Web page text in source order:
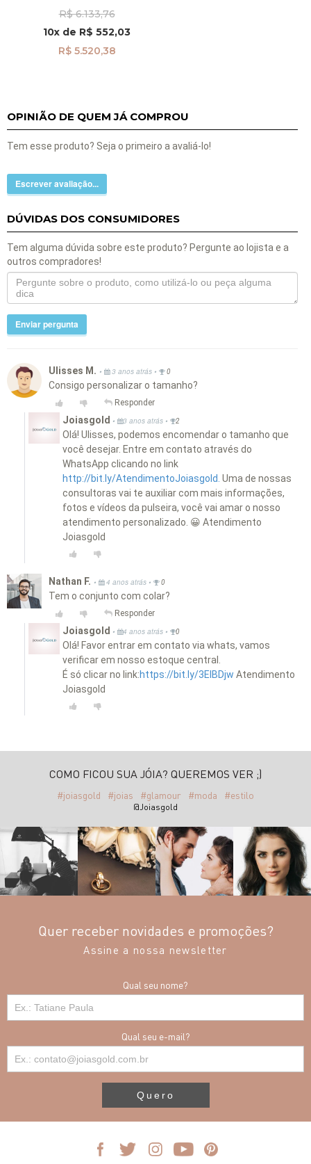
Coloridas 17cm pu06574
R$ 6.133,76
10x de R$ 552,03
R$ 5.520,38
OPINIÃO DE QUEM JÁ COMPROU
Tem esse produto? Seja o primeiro a avaliá-lo!
Escrever avaliação...
DÚVIDAS DOS CONSUMIDORES
Tem alguma dúvida sobre este produto? Pergunte ao lojista e a
outros compradores!
Enviar pergunta
Ulisses M. • 3 anos atrás • 0
Consigo personalizar o tamanho?
Responder
Joiasgold • 3 anos atrás • 2
Olá! Ulisses, podemos encomendar o tamanho que
você desejar. Entre em contato através do
WhatsApp clicando no link
http://bit.ly/AtendimentoJoiasgold. Uma de nossas
consultoras vai te auxiliar com mais informações,
fotos e vídeos da pulseira, você vai amar o nosso
atendimento personalizado. 😀 Atendimento
Joiasgold
Nathan F. • 4 anos atrás • 0
Tem o conjunto com colar?
Responder
Joiasgold • 4 anos atrás • 0
Olá! Favor entrar em contato via whats, vamos
verificar em nosso estoque central.
É só clicar no link:https://bit.ly/3EIBDjw Atendimento
Joiasgold
COMO FICOU SUA JÓIA? QUEREMOS VER ;)
#joiasgold #joias #glamour #moda #estilo
@Joiasgold
Quer receber novidades e promoções?
Assine a nossa newsletter
Qual seu nome?
Qual seu e-mail?
Quero